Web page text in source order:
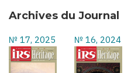
Archives du Journal
№ 17, 2025 № 16, 2024